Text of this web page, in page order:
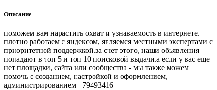
Описание
поможем вам нарастить охват и узнаваемость в интернете.
плотно работаем с яндексом, являемся местными экспертами с
приоритетной поддержкой.за счет этого, наши обьявления
попадают в топ 5 и топ 10 поисковой выдачи.а если у вас еще
нет площадки, сайта или сообщества - мы также можем
помочь с созданием, настройкой и оформлением,
администрированием.+79493416